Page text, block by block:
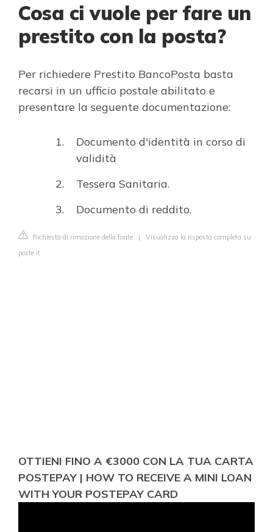
Cosa ci vuole per fare un
prestito con la posta?
Per richiedere Prestito BancoPosta basta
recarsi in un ufficio postale abilitato e
presentare la seguente documentazione:
Documento d'identità in corso di
validità
Tessera Sanitaria.
Documento di reddito.
Richiesta di rimozione della fonte | Visualizza la risposta completa su
poste.it
OTTIENI FINO A €3000 CON LA TUA CARTA
POSTEPAY | HOW TO RECEIVE A MINI LOAN
WITH YOUR POSTEPAY CARD